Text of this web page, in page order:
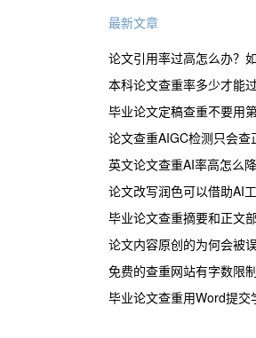
最新文章
论文引用率过高怎么办？
本科论文查重率多少才能过
毕业论文定稿查重不要用第
论文查重AIGC检测只会查
英文论文查重AI率高怎么降
论文改写润色可以借助AI工
毕业论文查重摘要和正文部
论文内容原创的为何会被
免费的查重网站有字数限制
毕业论文查重用Word提交